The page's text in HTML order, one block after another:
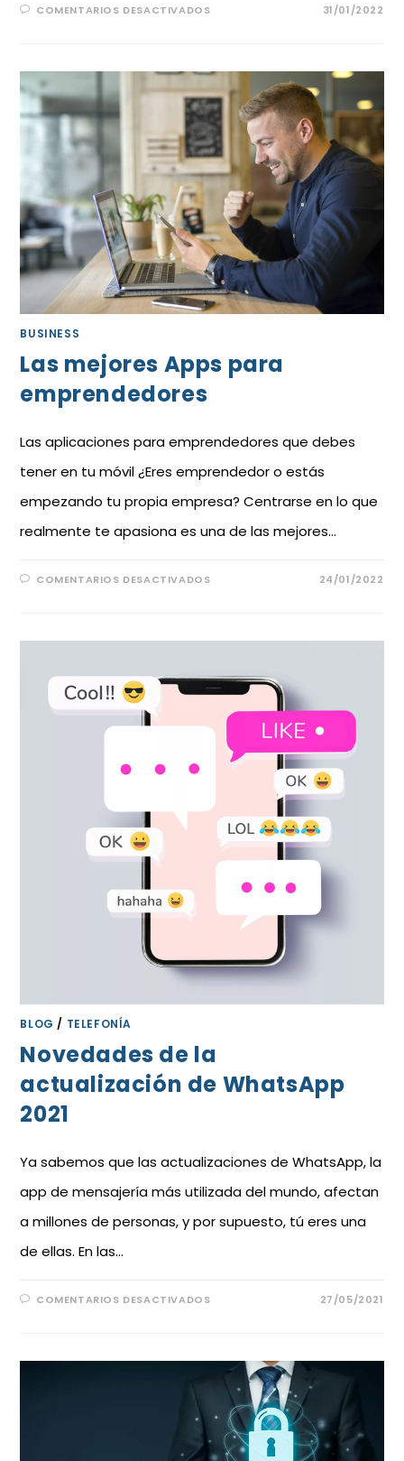
COMENTARIOS DESACTIVADOS 31/01/2022
BUSINESS
Las mejores Apps para
emprendedores
Las aplicaciones para emprendedores que debes
tener en tu móvil ¿Eres emprendedor o estás
empezando tu propia empresa? Centrarse en lo que
realmente te apasiona es una de las mejores…
COMENTARIOS DESACTIVADOS 24/01/2022
BLOG / TELEFONÍA
Novedades de la
actualización de WhatsApp
2021
Ya sabemos que las actualizaciones de WhatsApp, la
app de mensajería más utilizada del mundo, afectan
a millones de personas, y por supuesto, tú eres una
de ellas. En las…
COMENTARIOS DESACTIVADOS 27/05/2021